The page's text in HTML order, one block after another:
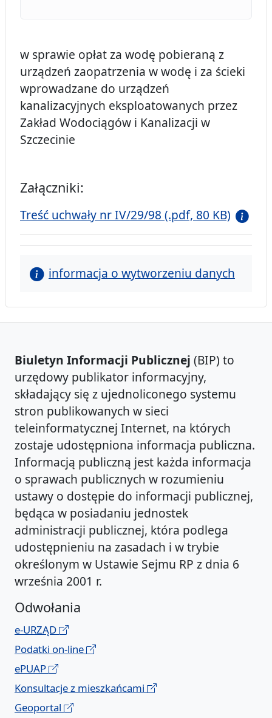
w sprawie opłat za wodę pobieraną z
urządzeń zaopatrzenia w wodę i za ścieki
wprowadzane do urządzeń
kanalizacyjnych eksploatowanych przez
Zakład Wodociągów i Kanalizacji w
Szczecinie
Załączniki:
Treść uchwały nr IV/29/98 (.pdf, 80 KB)
informacja o wytworzeniu danych
Biuletyn Informacji Publicznej (BIP) to
urzędowy publikator informacyjny,
składający się z ujednoliconego systemu
stron publikowanych w sieci
teleinformatycznej Internet, na których
zostaje udostępniona informacja publiczna.
Informacją publiczną jest każda informacja
o sprawach publicznych w rozumieniu
ustawy o dostępie do informacji publicznej,
będąca w posiadaniu jednostek
administracji publicznej, która podlega
udostępnieniu na zasadach i w trybie
określonym w Ustawie Sejmu RP z dnia 6
września 2001 r.
Odwołania
e-URZĄD
Podatki on-line
ePUAP
Konsultacje z mieszkańcami
Geoportal